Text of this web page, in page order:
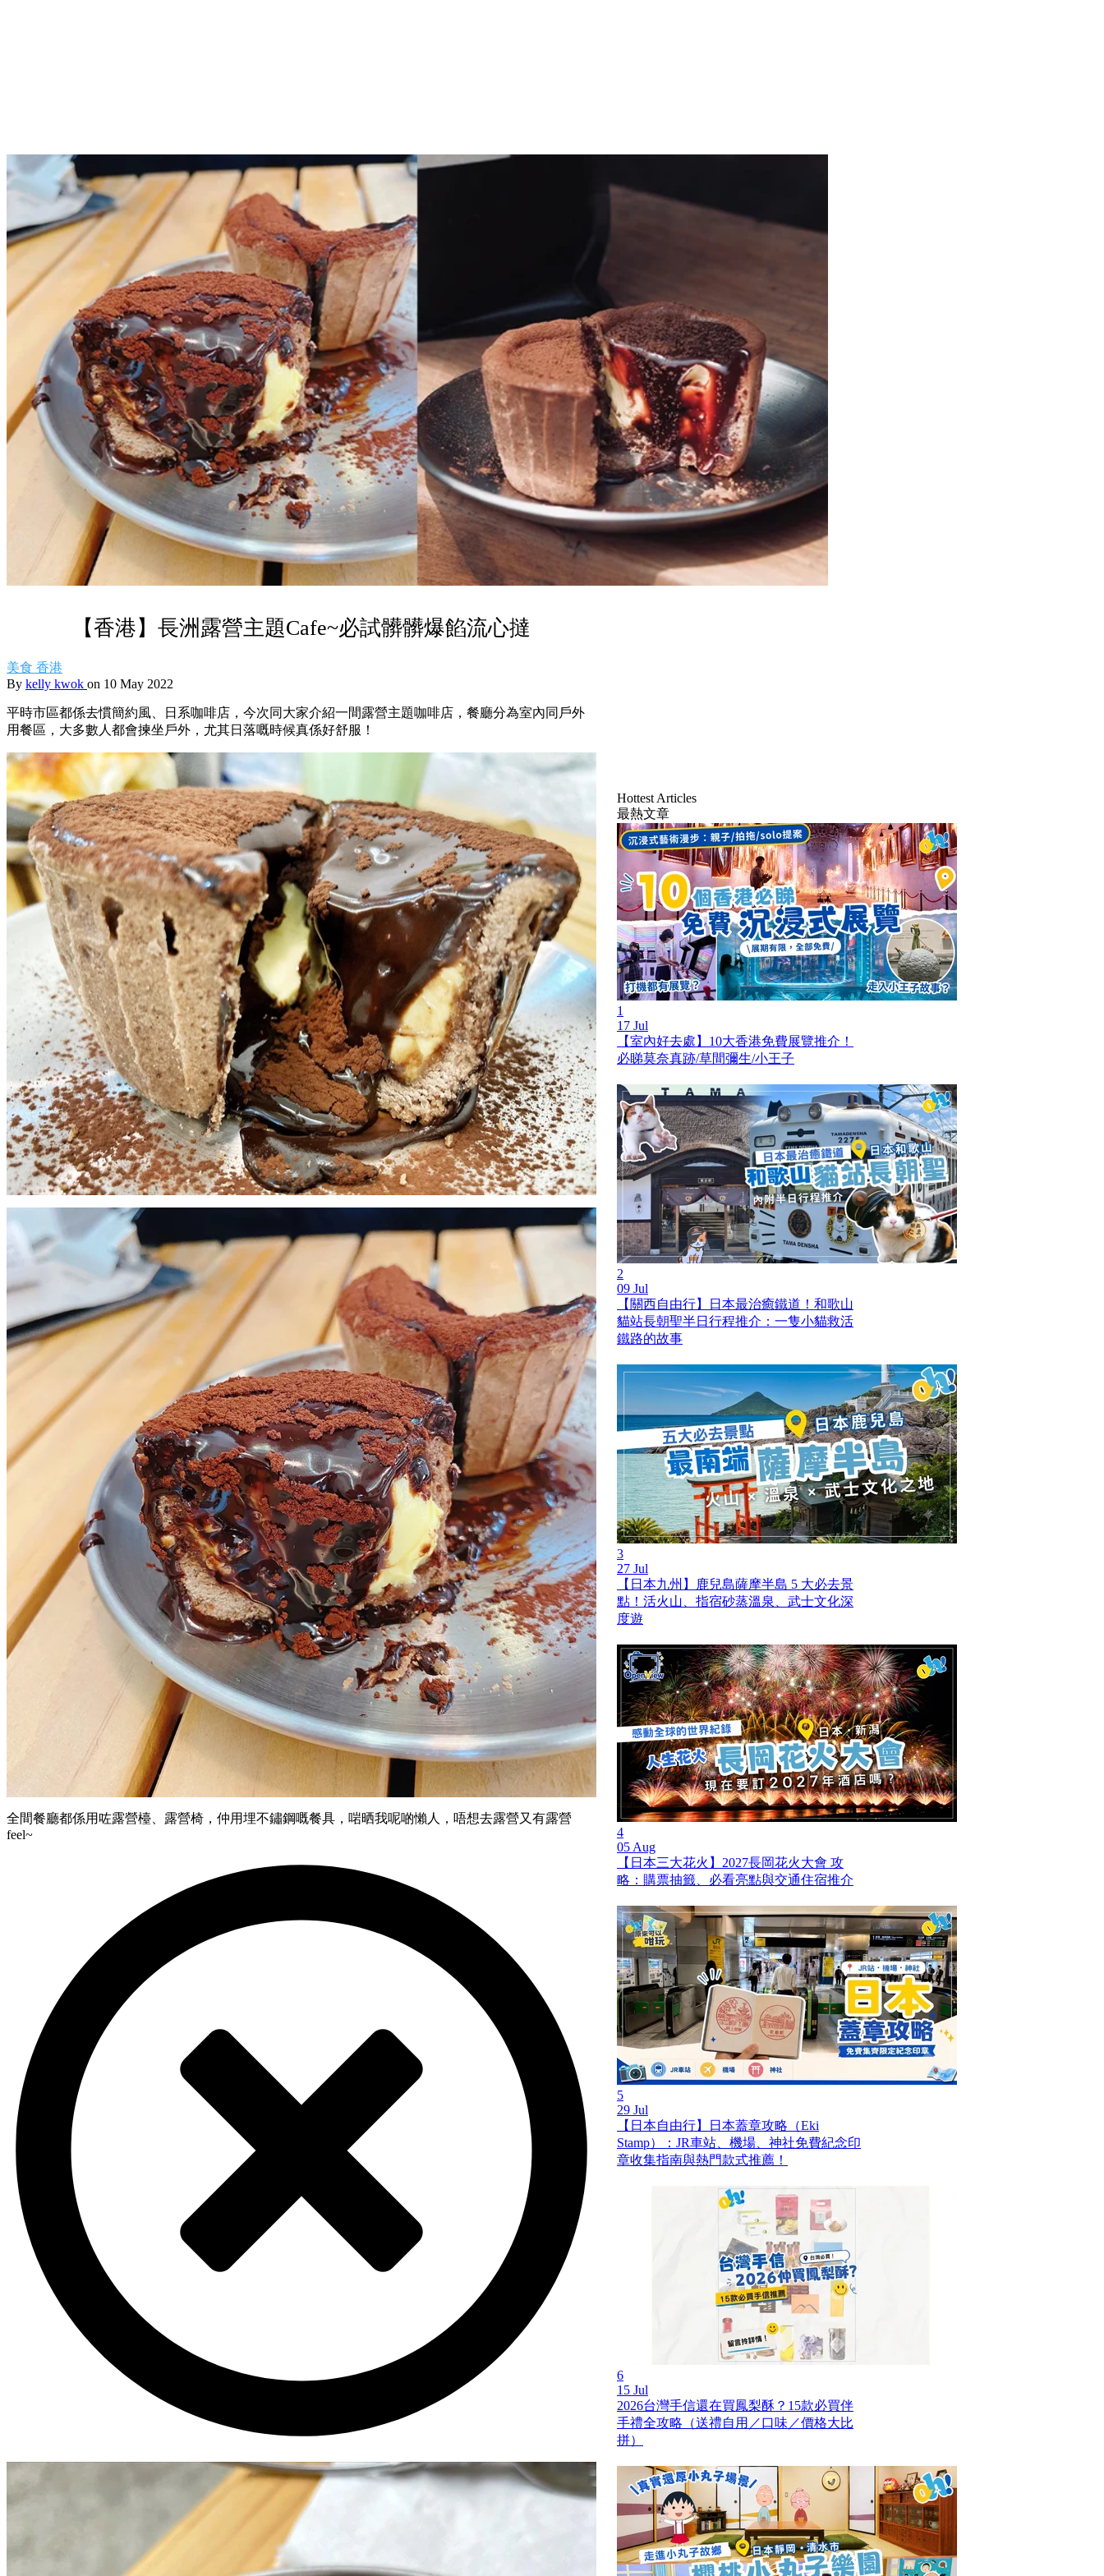
【香港】長洲露營主題Cafe~必試髒髒爆餡流心撻
美食 香港
By kelly kwok on 10 May 2022
平時市區都係去慣簡約風、日系咖啡店，今次同大家介紹一間露營主題咖啡店，餐廳分為室內同戶外
用餐區，大多數人都會揀坐戶外，尤其日落嘅時候真係好舒服！
全間餐廳都係用咗露營檯、露營椅，仲用埋不鏽鋼嘅餐具，啱晒我呢啲懶人，唔想去露營又有露營
feel~
Hottest Articles
最熱文章
1
17 Jul
【室內好去處】10大香港免費展覽推介！
必睇莫奈真跡/草間彌生/小王子
2
09 Jul
【關西自由行】日本最治癒鐵道！和歌山
貓站長朝聖半日行程推介：一隻小貓救活
鐵路的故事
3
27 Jul
【日本九州】鹿兒島薩摩半島 5 大必去景
點！活火山、指宿砂蒸溫泉、武士文化深
度遊
4
05 Aug
【日本三大花火】2027長岡花火大會 攻
略：購票抽籤、必看亮點與交通住宿推介
5
29 Jul
【日本自由行】日本蓋章攻略（Eki
Stamp）：JR車站、機場、神社免費紀念印
章收集指南與熱門款式推薦！
6
15 Jul
2026台灣手信還在買鳳梨酥？15款必買伴
手禮全攻略（送禮自用／口味／價格大比
拼）